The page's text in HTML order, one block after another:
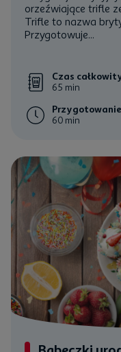
orzeźwiające trifle
Trifle to nazwa
Przygotowuje...
Czas
65 min
Przygotowanie
60 min